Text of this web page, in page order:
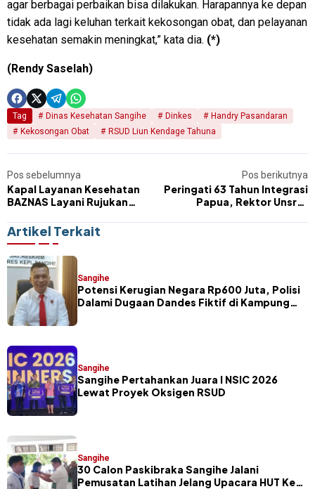
agar berbagai perbaikan bisa dilakukan. Harapannya ke depan
tidak ada lagi keluhan terkait kekosongan obat, dan pelayanan
kesehatan semakin meningkat,” kata dia. (*)
(Rendy Saselah)
Tag Dinas Kesehatan Sangihe Dinkes
Handry Pasandaran
Kekosongan Obat
RSUD Liun Kendage Tahuna
Pos sebelumnya
Kapal Layanan Kesehatan
BAZNAS Layani Rujukan
Perbatasan
Pos berikutnya
Peringati 63 Tahun Integrasi
Papua, Rektor Unsrat
Asrama Mahasiswa
Artikel Terkait
Sangihe
Potensi Kerugian Negara Rp600 Juta, Polisi
Dalami Dugaan Dandes Fiktif di Kampung
Sangihe
Sangihe Pertahankan Juara I NSIC 2026
Lewat Proyek Oksigen RSUD
Sangihe
30 Calon Paskibraka Sangihe Jalani
Pemusatan Latihan Jelang Upacara HUT Ke-